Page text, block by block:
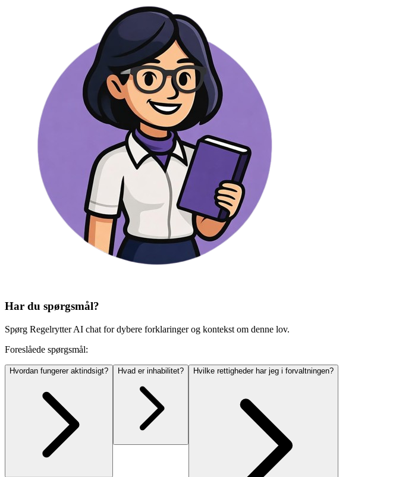
Har du spørgsmål?
Spørg Regelrytter AI chat for dybere forklaringer og kontekst om denne lov.
Foreslåede spørgsmål:
Hvordan fungerer aktindsigt? Hvad er inhabilitet? Hvilke rettigheder har jeg i forvaltningen?